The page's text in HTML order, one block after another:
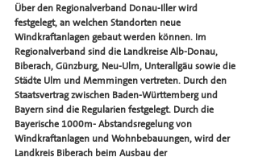
Über den Regionalverband Donau-Iller wird
festgelegt, an welchen Standorten neue
Windkraftanlagen gebaut werden können. Im
Regionalverband sind die Landkreise Alb-Donau,
Biberach, Günzburg, Neu-Ulm, Unterallgäu sowie die
Städte Ulm und Memmingen vertreten. Durch den
Staatsvertrag zwischen Baden-Württemberg und
Bayern sind die Regularien festgelegt. Durch die
Bayerische 1000m- Abstandsregelung von
Windkraftanlagen und Wohnbebauungen, wird der
Landkreis Biberach beim Ausbau der